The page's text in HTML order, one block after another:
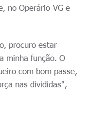
no Operário-VG e
procuro estar
minha função. O
com bom passe,
nas divididas",